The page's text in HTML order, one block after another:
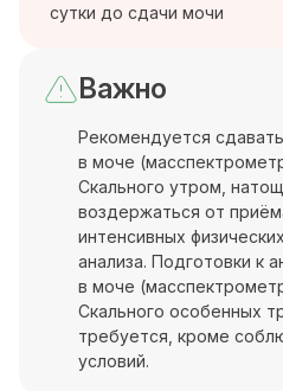
сутки до сдачи мочи
Важно
Рекомендуется
в моче
Скального утром,
воздержаться от
интенсивных
анализа. Подготовки к
в моче
Скального особенных
требуется, кроме
условий.